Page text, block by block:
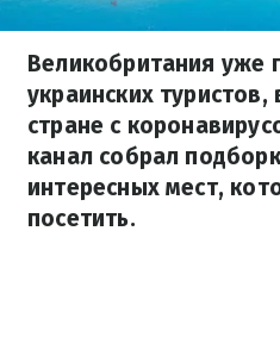
Великобритания уже
украинских туристов,
стране с
канал собрал
интересных мест,
посетить.